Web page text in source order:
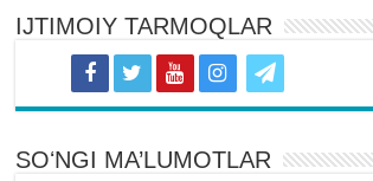
IJTIMOIY TARMOQLAR
SOʻNGI MA’LUMOTLAR